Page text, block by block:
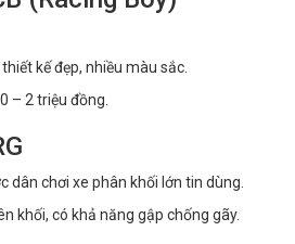
kế đẹp, nhiều màu sắc.
– 2 triệu đồng.
dân chơi xe phân khối lớn tin dùng.
khối, có khả năng gập chống gãy.